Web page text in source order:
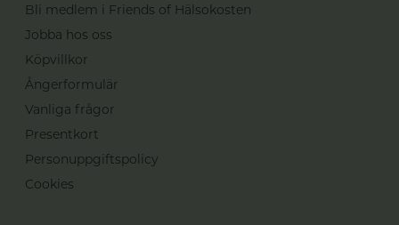
Bli medlem i Friends of Hälsokosten
Jobba hos oss
Köpvillkor
Ångerformulär
Vanliga frågor
Presentkort
Personuppgiftspolicy
Cookies